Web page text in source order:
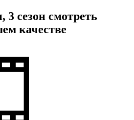
3 сезон смотреть
качестве